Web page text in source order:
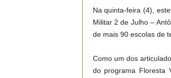
Na quinta-feira (4),
Militar 2 de Julho –
de mais 90 escolas de
Como um dos
do programa Floresta